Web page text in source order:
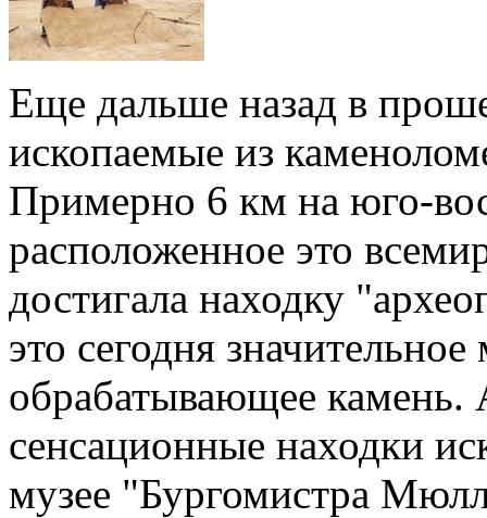
Еще дальше назад в
ископаемые из
Примерно 6 км на юго-
расположенное это
достигала находку
это сегодня
обрабатывающеe камень.
сенсационные находки
музеe "Бургомистра